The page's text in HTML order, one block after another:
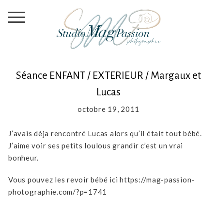
Séance ENFANT / EXTERIEUR / Margaux et
Lucas
octobre 19, 2011
J’avais dèja rencontré Lucas alors qu’il était tout bébé.
J’aime voir ses petits loulous grandir c’est un vrai
bonheur.
Vous pouvez les revoir bébé ici https://mag-passion-
photographie.com/?p=1741